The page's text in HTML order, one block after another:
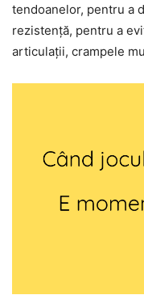
tendoanelor, pentru a
rezistență, pentru a
articulații, crampele